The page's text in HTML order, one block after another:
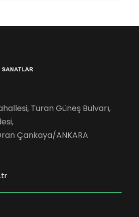
Turan Güneş Bulvarı,
Çankaya/ANKARA